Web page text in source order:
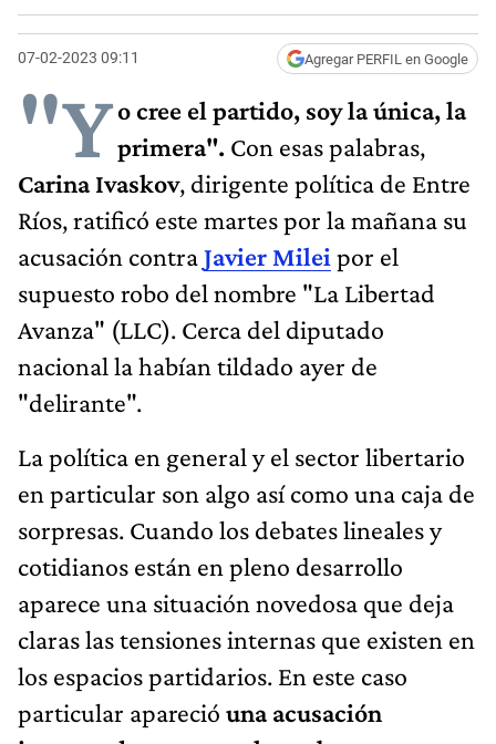
07-02-2023 09:11 Agregar PERFIL en Google
"Yprimera".Con esas palabras,
Carina Ivaskov, dirigente política de Entre
Ríos, ratificó este martes por la mañana su
acusación contra Javier Mileipor el
supuesto robo del nombre "La Libertad
Avanza" (LLC). Cerca del diputado
nacional la habían tildado ayer de
"delirante".
en particular son algo así como una caja de
sorpresas. Cuando los debates lineales y
cotidianos están en pleno desarrollo
aparece una situación novedosa que deja
claras las tensiones internas que existen en
los espacios partidarios. En este caso
particular aparecióuna acusación
impensada en torno al nombre que